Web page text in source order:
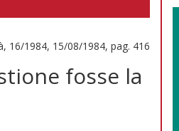
16/1984, 15/08/1984, pag. 416
fosse la